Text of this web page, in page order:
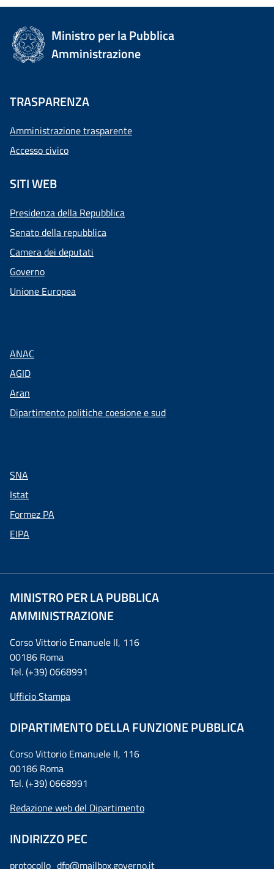
Ministro per la Pubblica
Amministrazione
TRASPARENZA
Amministrazione trasparente
Accesso civico
SITI WEB
Presidenza della Repubblica
Senato della repubblica
Camera dei deputati
Governo
Unione Europea
ANAC
AGID
Aran
Dipartimento politiche coesione e sud
SNA
Istat
Formez PA
EIPA
MINISTRO PER LA PUBBLICA
AMMINISTRAZIONE
Corso Vittorio Emanuele II, 116
00186 Roma
Tel. (+39) 0668991
Ufficio Stampa
DIPARTIMENTO DELLA FUNZIONE PUBBLICA
Corso Vittorio Emanuele II, 116
00186 Roma
Tel. (+39) 0668991
Redazione web del Dipartimento
INDIRIZZO PEC
protocollo_dfp@mailbox.governo.it